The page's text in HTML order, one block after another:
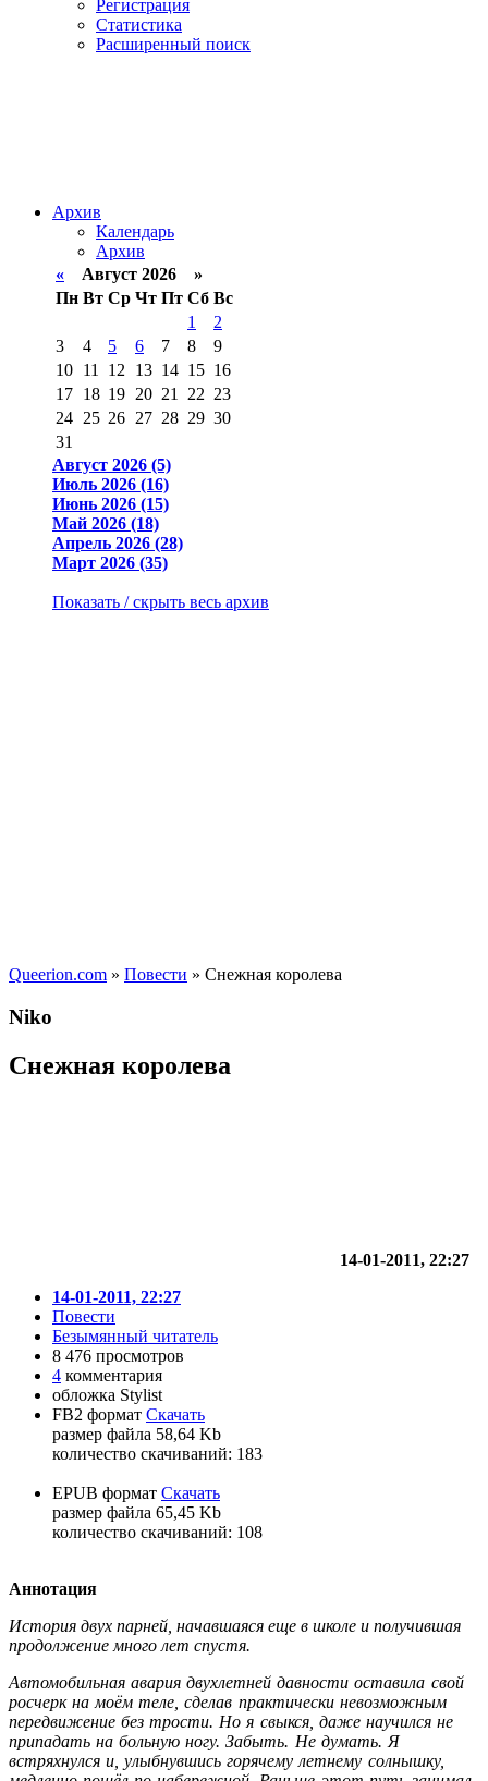
Регистрация
Статистика
Расширенный поиск
Архив
Календарь
Архив
« Август 2026 »
Пн Вт Ср Чт Пт Сб Вс
1
2
3
4 5 6 7 8
9
10 11 12 13 14 15 16
17 18 19 20 21 22 23
24 25 26 27 28 29 30
31
Август 2026 (5)
Июль 2026 (16)
Июнь 2026 (15)
Май 2026 (18)
Апрель 2026 (28)
Март 2026 (35)
Показать / скрыть весь архив
Queerion.com » Повести » Снежная королева
Niko
Снежная королева
14-01-2011, 22:27
14-01-2011, 22:27
Повести
Безымянный читатель
8 476 просмотров
4 комментария
обложка Stylist
FB2 формат Скачать
размер файла 58,64 Kb
количество cкачиваний: 183
EPUB формат Скачать
размер файла 65,45 Kb
количество cкачиваний: 108
Аннотация
История двух парней, начавшаяся еще в школе и получившая
продолжение много лет спустя.
Автомобильная авария двухлетней давности оставила свой
росчерк на моём теле, сделав практически невозможным
передвижение без трости. Но я свыкся, даже научился не
припадать на больную ногу. Забыть. Не думать. Я
встряхнулся и, улыбнувшись горячему летнему солнышку,